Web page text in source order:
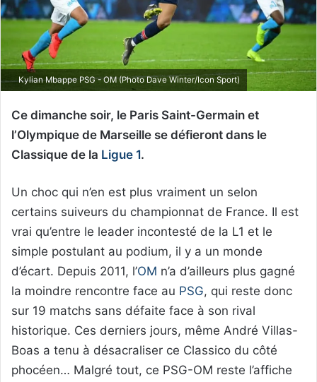
Kylian Mbappe PSG - OM (Photo Dave Winter/Icon Sport)
Ce dimanche soir, le Paris Saint-Germain et
l’Olympique de Marseille se défieront dans le
Classique de la Ligue 1.
Un choc qui n’en est plus vraiment un selon
certains suiveurs du championnat de France. Il est
vrai qu’entre le leader incontesté de la L1 et le
simple postulant au podium, il y a un monde
d’écart. Depuis 2011, l’OM n’a d’ailleurs plus gagné
la moindre rencontre face au PSG, qui reste donc
sur 19 matchs sans défaite face à son rival
historique. Ces derniers jours, même André Villas-
Boas a tenu à désacraliser ce Classico du côté
phocéen… Malgré tout, ce PSG-OM reste l’affiche